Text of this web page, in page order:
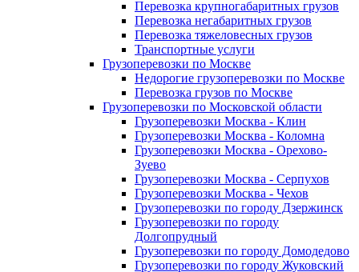
Перевозка крупногабаритных грузов
Перевозка негабаритных грузов
Перевозка тяжеловесных грузов
Транспортные услуги
Грузоперевозки по Москве
Недорогие грузоперевозки по Москве
Перевозка грузов по Москве
Грузоперевозки по Московской области
Грузоперевозки Москва - Клин
Грузоперевозки Москва - Коломна
Грузоперевозки Москва - Орехово-
Зуево
Грузоперевозки Москва - Серпухов
Грузоперевозки Москва - Чехов
Грузоперевозки по городу Дзержинск
Грузоперевозки по городу
Долгопрудный
Грузоперевозки по городу Домодедово
Грузоперевозки по городу Жуковский